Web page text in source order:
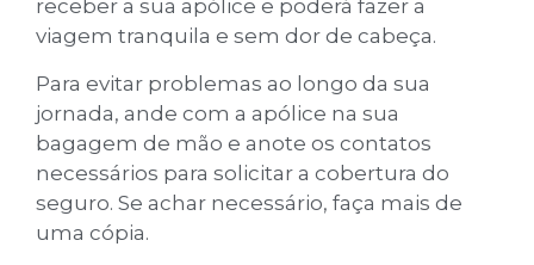
receber a sua apólice e poderá fazer a
viagem tranquila e sem dor de cabeça.
Para evitar problemas ao longo da sua
jornada, ande com a apólice na sua
bagagem de mão e anote os contatos
necessários para solicitar a cobertura do
seguro. Se achar necessário, faça mais de
uma cópia.